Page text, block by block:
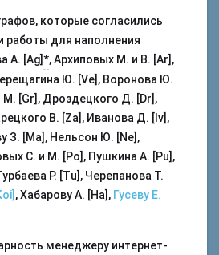
которые согласились
работы для наполнения
А. [Ag]*, Архиповых М. и В. [Ar],
Ю. [Ve], Воронова Ю.
М. [Gr], Дроздецкого Д. [Dr],
В. [Za], Иванова Д. [Iv],
З. [Ma], Нельсон Ю. [Ne],
С. и М. [Po], Пушкина А. [Pu],
Р. [Tu], Черепанова Т.
, Хабарову А. [Ha], Гусеву Е.
менеджеру интернет-